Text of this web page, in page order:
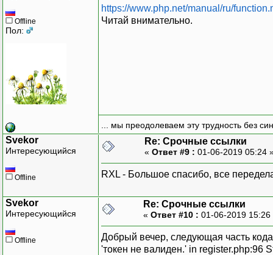
Offline
Пол:
https://www.php.net/manual/ru/
Читай внимательно.
... мы преодолеваем эту трудность без
Svekor
Интересующийся
Offline
Re: Срочные ссылки
« Ответ #9 : 01-06-2019 05:24
RXL - Большое спасибо, все
Svekor
Интересующийся
Offline
Re: Срочные ссылки
« Ответ #10 : 01-06-2019
Добрый вечер, следующая часть
'токен не валиден.' in register.php:96